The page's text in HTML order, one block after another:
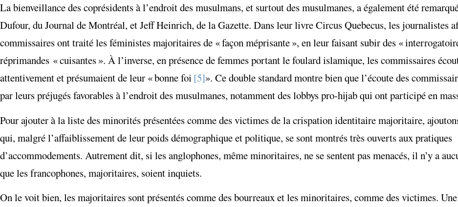
La bienveillance des coprésidents à l’endroit des musulmans, et surtout des musulmanes, a également été
Dufour, du Journal de Montréal, et Jeff Heinrich, de la Gazette. Dans leur livre Circus Quebecus, les journalistes
commissaires ont traité les féministes majoritaires de « façon méprisante », en leur faisant subir des «
réprimandes « cuisantes ». À l’inverse, en présence de femmes portant le foulard islamique, les commissaires
attentivement et présumaient de leur « bonne foi [5]». Ce double standard montre bien que l’écoute des
par leurs préjugés favorables à l’endroit des musulmanes, notamment des lobbys pro-hijab qui ont participé en
Pour ajouter à la liste des minorités présentées comme des victimes de la crispation identitaire majoritaire,
qui, malgré l’affaiblissement de leur poids démographique et politique, se sont montrés très ouverts aux pratiques
d’accommodements. Autrement dit, si les anglophones, même minoritaires, ne se sentent pas menacés, il n’y a
que les francophones, majoritaires, soient inquiets.
On le voit bien, les majoritaires sont présentés comme des bourreaux et les minoritaires, comme des victimes.